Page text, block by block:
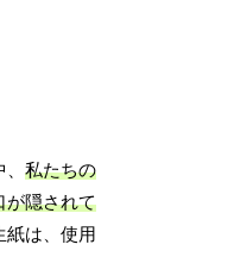
、私たちの
が隠されて
紙は、使用